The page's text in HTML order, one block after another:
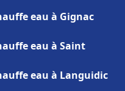
eau à Gignac
eau à Saint
eau à Languidic